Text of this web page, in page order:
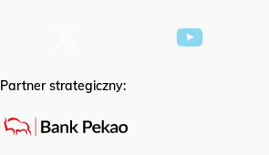
Partner strategiczny: